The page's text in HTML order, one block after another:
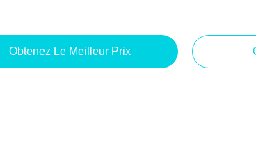
Obtenez Le Meilleur Prix